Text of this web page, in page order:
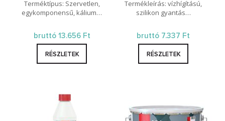
Terméktípus: Szervetlen,
egykomponensű, kálium…
bruttó 13.656 Ft
RÉSZLETEK
Termékleírás: vízhígítású,
szilikon gyantás…
bruttó 7.337 Ft
RÉSZLETEK